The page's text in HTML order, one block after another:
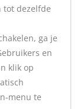
tot dezelfde
ga je
en
klik op
menu te